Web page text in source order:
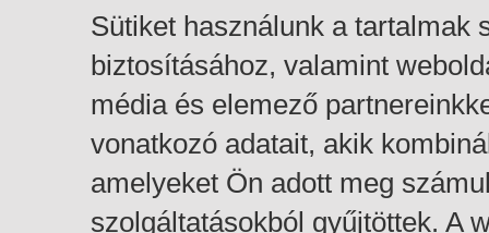
Sütiket használunk a tartalmak
biztosításához, valamint
média és elemező
vonatkozó adatait, akik
amelyeket Ön adott meg
szolgáltatásokból gyűjtöttek. A